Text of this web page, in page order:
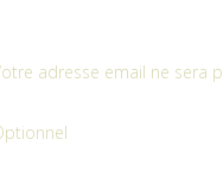
adresse email ne sera